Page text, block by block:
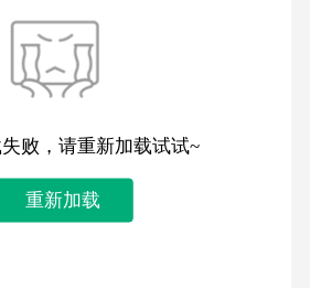
败，请重新加载试试~
重新加载